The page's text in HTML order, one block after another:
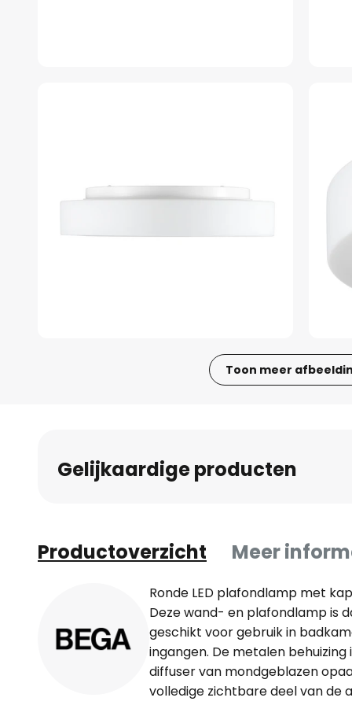
Toon meer
vanGelijkaardige producten
Productoverzicht Meer
Ronde LED plafondlamp met
Deze wand- en plafondlamp is
geschikt voor gebruik in
ingangen. De metalen
diffuser van mondgeblazen
volledige zichtbare deel van de